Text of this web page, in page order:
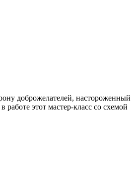
доброжелателей, настороженный
этот мастер-класс со схемой